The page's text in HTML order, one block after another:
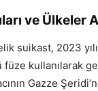
ve Ülkeler
suikast, 2023
kullanılarak
Gazze